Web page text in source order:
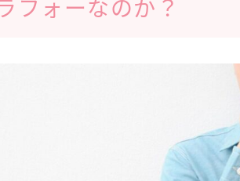
フォーなのか？